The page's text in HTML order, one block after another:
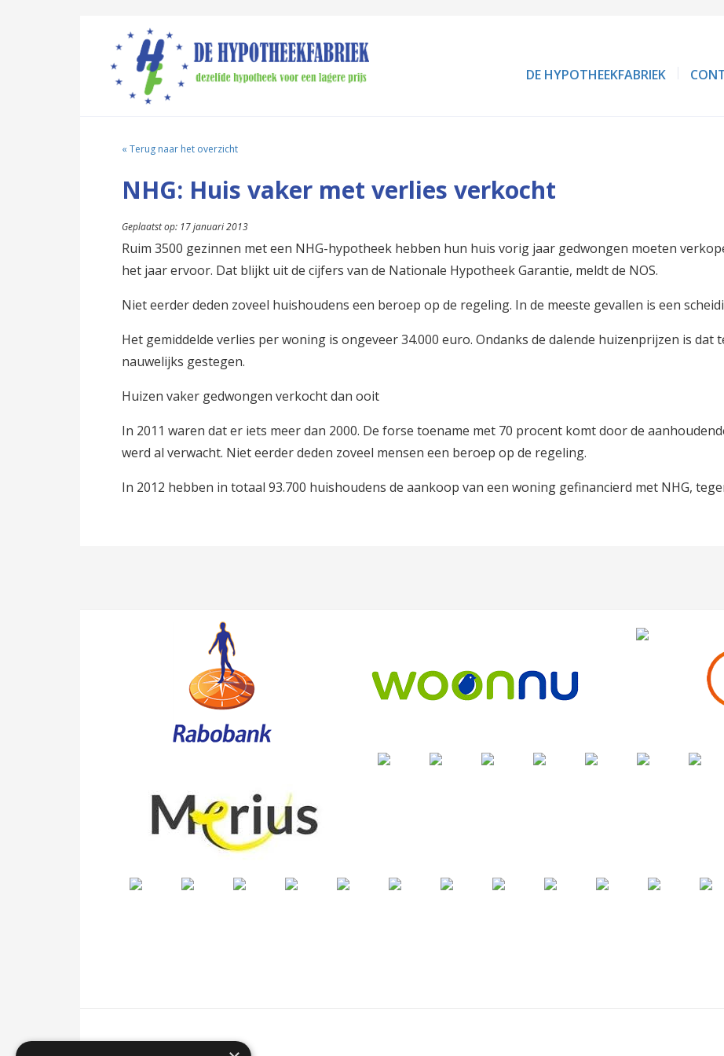
DE HYPOTHEEKFABRIEK
« Terug naar het overzicht
NHG: Huis vaker met verlies verkocht
Geplaatst op: 17 januari 2013
Ruim 3500 gezinnen met een NHG-hypotheek hebben hun huis vorig jaar gedwongen moeten
het jaar ervoor. Dat blijkt uit de cijfers van de Nationale Hypotheek Garantie, meldt de NOS.
Niet eerder deden zoveel huishoudens een beroep op de regeling. In de meeste gevallen is een
Het gemiddelde verlies per woning is ongeveer 34.000 euro. Ondanks de dalende huizenprijzen is dat
nauwelijks gestegen.
Huizen vaker gedwongen verkocht dan ooit
In 2011 waren dat er iets meer dan 2000. De forse toename met 70 procent komt door de
werd al verwacht. Niet eerder deden zoveel mensen een beroep op de regeling.
In 2012 hebben in totaal 93.700 huishoudens de aankoop van een woning gefinancierd met NHG,